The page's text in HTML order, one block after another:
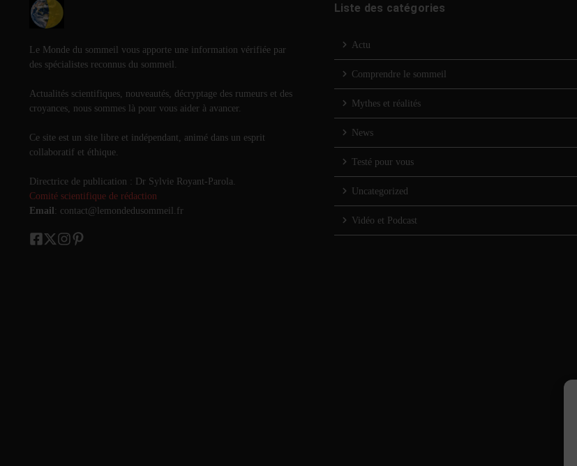
Le Monde du sommeil vous apporte une information vérifiée par
des spécialistes reconnus du sommeil.
Actualités scientifiques, nouveautés, décryptage des rumeurs et des
croyances, nous sommes là pour vous aider à avancer.
Ce site est un site libre et indépendant, animé dans un esprit
collaboratif et éthique.
Directrice de publication : Dr Sylvie Royant-Parola.
Comité scientifique de rédaction
Email : contact@lemondedusommeil.fr
Liste des catégories
Actu
Comprendre le sommeil
Mythes et réalités
News
Testé pour vous
Uncategorized
Vidéo et Podcast